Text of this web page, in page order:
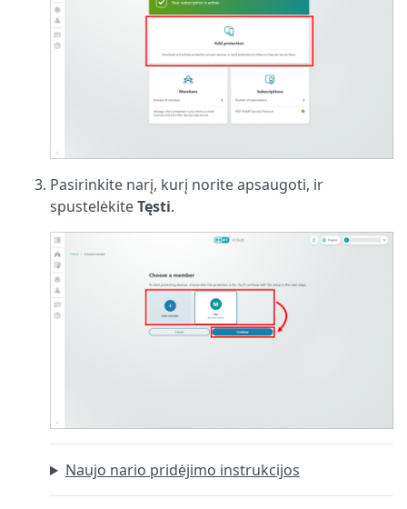
Pasirinkite narį, kurį norite apsaugoti, ir
spustelėkiteTęsti.
Naujo nario pridėjimo instrukcijos